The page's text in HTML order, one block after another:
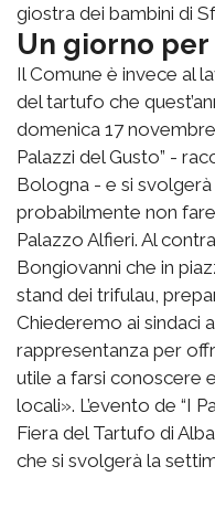
giostra dei bambini di
Un giorno
Il Comune è invece al
del tartufo che
domenica 17
Palazzi del Gusto” -
Bologna - e si
probabilmente non
Palazzo Alfieri. Al
Bongiovanni che in
stand dei trifulau,
Chiederemo ai sindaci
rappresentanza per
utile a farsi conoscere
locali». L’evento de “I
Fiera del Tartufo di
che si svolgerà la